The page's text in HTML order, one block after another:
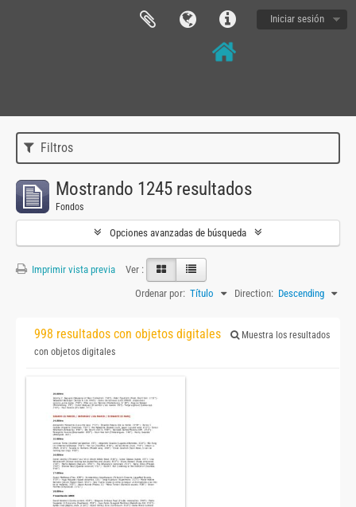
Iniciar sesión
Filtros
Mostrando 1245 resultados
Fondos
Opciones avanzadas de búsqueda
Imprimir vista previa
Ver :
Ordenar por: Título Direction: Descending
998 resultados con objetos digitales
Muestra los resultados
con objetos digitales